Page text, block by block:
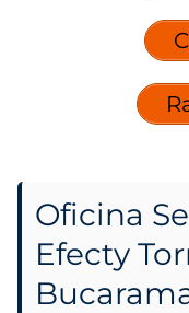
Oficina
Efecty